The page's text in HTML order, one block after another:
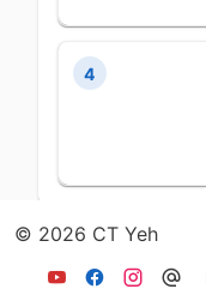
4
© 2026 CT Yeh